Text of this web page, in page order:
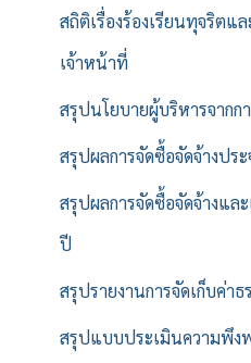
สถิติเรื่องร้องเรียนทุจริตแ
เจ้าหน้าที่
สรุปนโยบายผู้บริหารจากก
สรุปผลการจัดซื้อจัดจ้างปร
สรุปผลการจัดซื้อจัดจ้างแล
ปี
สรุปรายงานการจัดเก็บค่าธ
สรุปแบบประเมินความพึง